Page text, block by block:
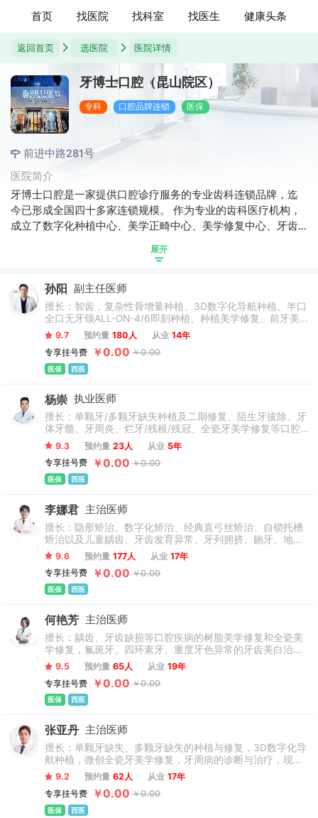
首页 找医院 找科室 找医生 健康头条
返回首页 选医院 医院详情
牙博士口腔（昆山院区）
专科 口腔品牌连锁 医保
前进中路281号
医院简介
牙博士口腔是一家提供口腔诊疗服务的专业齿科连锁品牌，迄
今已形成全国四十多家连锁规模。 作为专业的齿科医疗机构，
成立了数字化种植中心、美学正畸中心、美学修复中心、牙齿
心，其中数字化种植学科是牙博士的重点学科之一，专注于为
高层次、优质、专业的口腔诊疗服务。
展开
孙阳 副主任医师
擅长：智齿，复杂性骨增量种植、3D数字化导航种植、半口
全口无牙颌ALL-ON-4/6即刻种植、种植美学修复、前牙美
学修复、种植牙、种牙、牙齿种植、即刻种植，半口/全口种
植。种植牙、牙齿修复、根管治疗、补牙、微创拔牙、牙周
疾病治疗、牙齿基础疾病治疗。
9.7 预约量 180人 从业 14年
专享挂号费
￥0.00 ￥0.00
医保 西医
杨崇 执业医师
擅长：单颗牙/多颗牙缺失种植及二期修复、阻生牙拔除、牙
体牙髓、牙周炎、烂牙/残根/残冠、全瓷牙美学修复等口腔
疾病的诊断和治疗。
9.3 预约量 23人 从业 5年
专享挂号费
￥0.00 ￥0.00
医保 西医
李娜君 主治医师
擅长：隐形矫治、数字化矫治、经典直弓丝矫治、自锁托槽
矫治以及儿童龋齿、牙齿发育异常、牙列拥挤、龅牙、地包
天等口腔问题的早期干预治疗等。
9.6 预约量 177人 从业 17年
专享挂号费
￥0.00 ￥0.00
医保 西医
何艳芳 主治医师
擅长：龋齿、牙齿缺损等口腔疾病的树脂美学修复和全瓷美
学修复，氟斑牙、四环素牙、重度牙色异常的牙齿美白治疗
以及牙体牙髓炎显微根管治疗。
9.5 预约量 65人 从业 19年
专享挂号费
￥0.00 ￥0.00
医保 西医
张亚丹 主治医师
擅长：单颗牙缺失、多颗牙缺失的种植与修复，3D数字化导
航种植，微创全瓷牙美学修复，牙周病的诊断与治疗，现代
化根管治疗技术。
9.2 预约量 62人 从业 17年
专享挂号费
￥0.00 ￥0.00
医保 西医